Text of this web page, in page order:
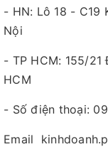
- HN: Lô 18 - C19
Nội
- TP HCM: 155/21
HCM
- Số điện thoại:
Email